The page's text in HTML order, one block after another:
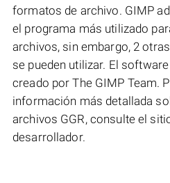
formatos de archivo. GIMP
el programa más utilizado
archivos, sin embargo, 2
se pueden utilizar. El
creado por The GIMP Team.
información más detallada
archivos GGR, consulte el
desarrollador.